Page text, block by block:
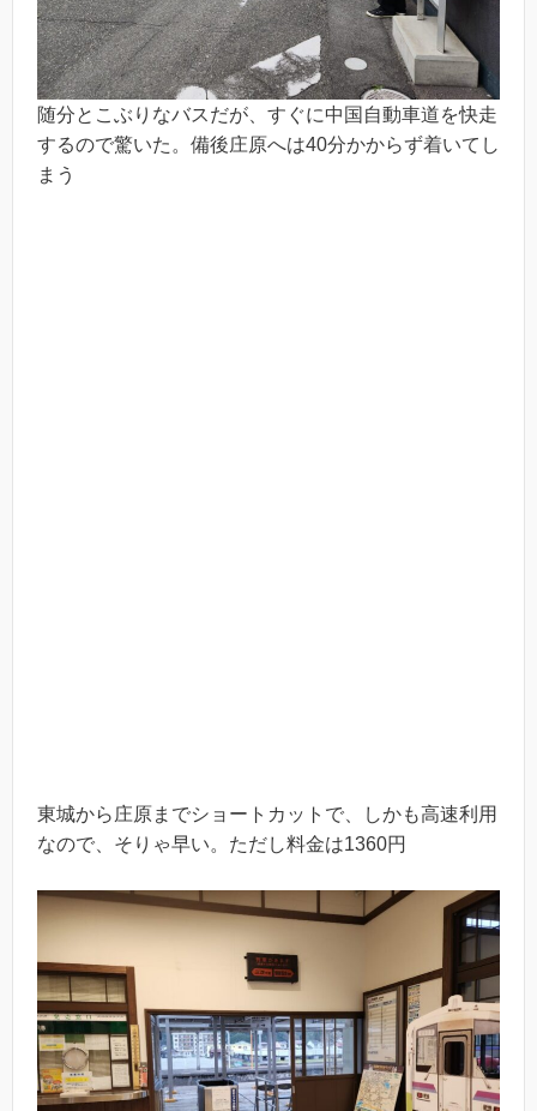
随分とこぶりなバスだが、すぐに中国自動車道を快走
するので驚いた。備後庄原へは40分かからず着いてし
まう
東城から庄原までショートカットで、しかも高速利用
なので、そりゃ早い。ただし料金は1360円